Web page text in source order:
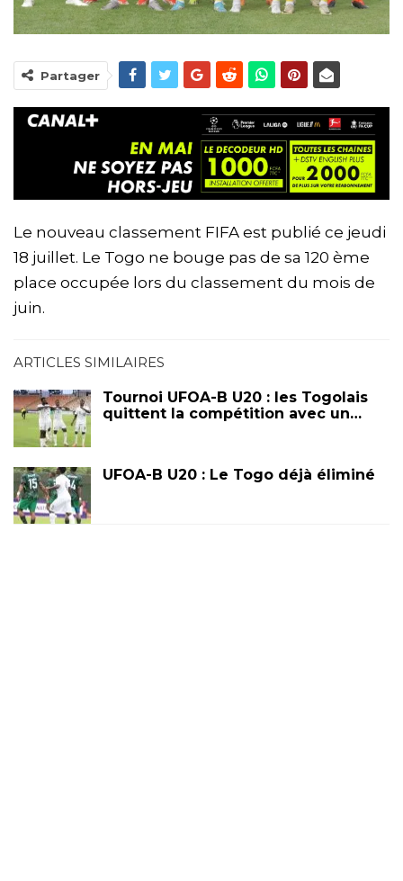
Partager
Le nouveau classement FIFA est publié ce jeudi
18 juillet. Le Togo ne bouge pas de sa 120 ème
place occupée lors du classement du mois de
juin.
ARTICLES SIMILAIRES
Tournoi UFOA-B U20 : les Togolais
quittent la compétition avec un…
UFOA-B U20 : Le Togo déjà éliminé